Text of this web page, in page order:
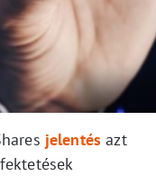
jelentés azt